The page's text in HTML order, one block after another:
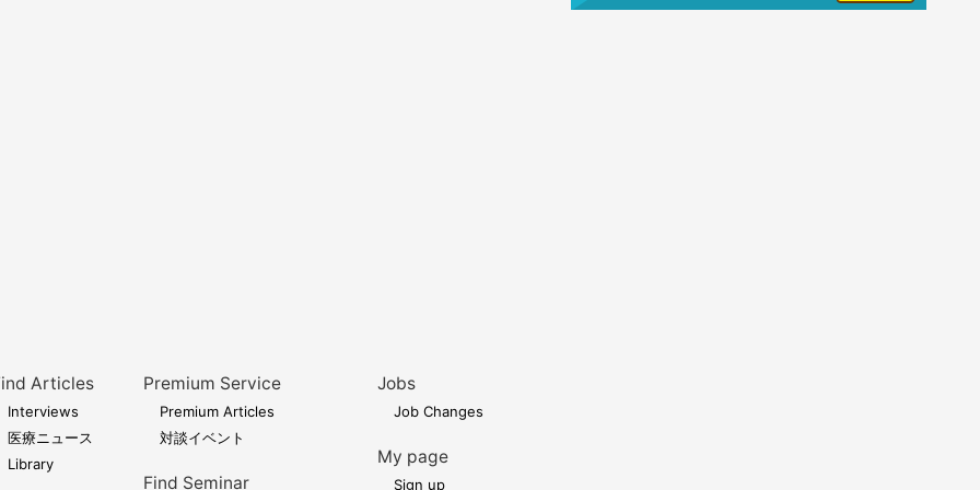
Articles
Interviews
医療ニュース
Library
Premium Service
Premium Articles
対談イベント
Find Seminar
Jobs
Job Changes
My page
Sign up